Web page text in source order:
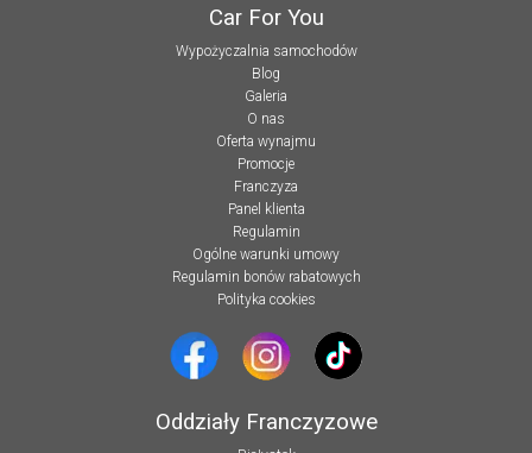
Car For You
Wypożyczalnia samochodów
Blog
Galeria
O nas
Oferta wynajmu
Promocje
Franczyza
Panel klienta
Regulamin
Ogólne warunki umowy
Regulamin bonów rabatowych
Polityka cookies
Oddziały Franczyzowe